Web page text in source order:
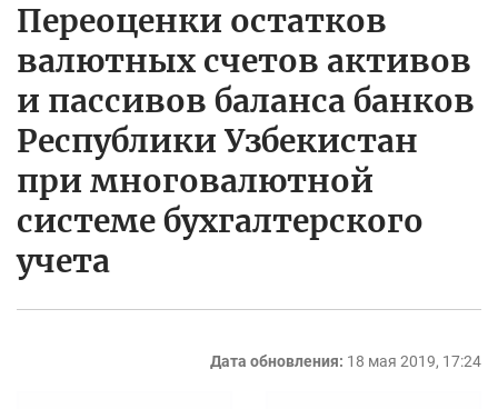
Переоценки остатков
валютных счетов активов
и пассивов баланса банков
Республики Узбекистан
при многовалютной
системе бухгалтерского
учета
Дата обновления: 18 мая 2019, 17:24